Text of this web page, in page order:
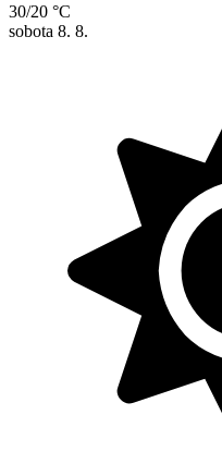
30/20 °C
sobota 8. 8.